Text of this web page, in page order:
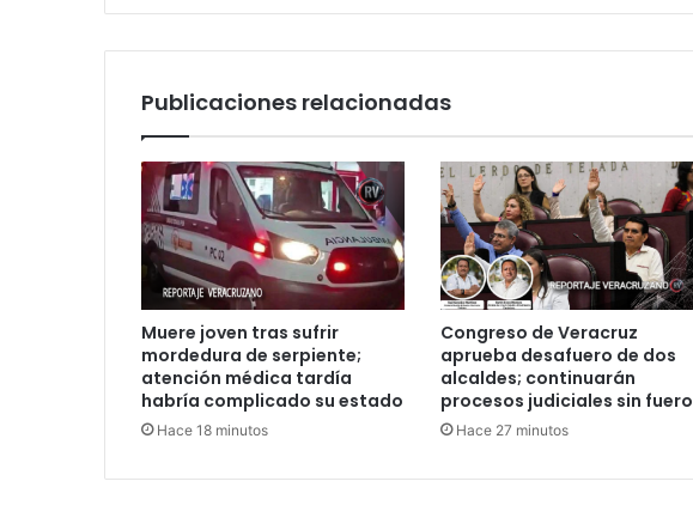
Publicaciones relacionadas
Muere joven tras sufrir
mordedura de serpiente;
atención médica tardía
habría complicado su estado
Hace 18 minutos
Congreso de Veracruz
aprueba desafuero de dos
alcaldes; continuarán
procesos judiciales sin fuero
Hace 27 minutos